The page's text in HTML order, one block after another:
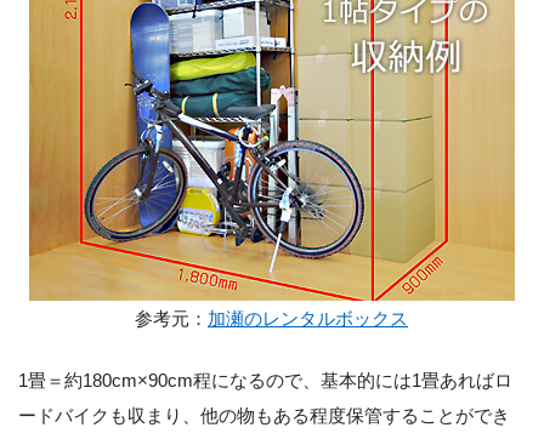
参考元： 加瀬のレンタルボックス
1畳＝約180cm×90cm程になるので、基本的には1畳あればロ
ードバイクも収まり、他の物もある程度保管することができ